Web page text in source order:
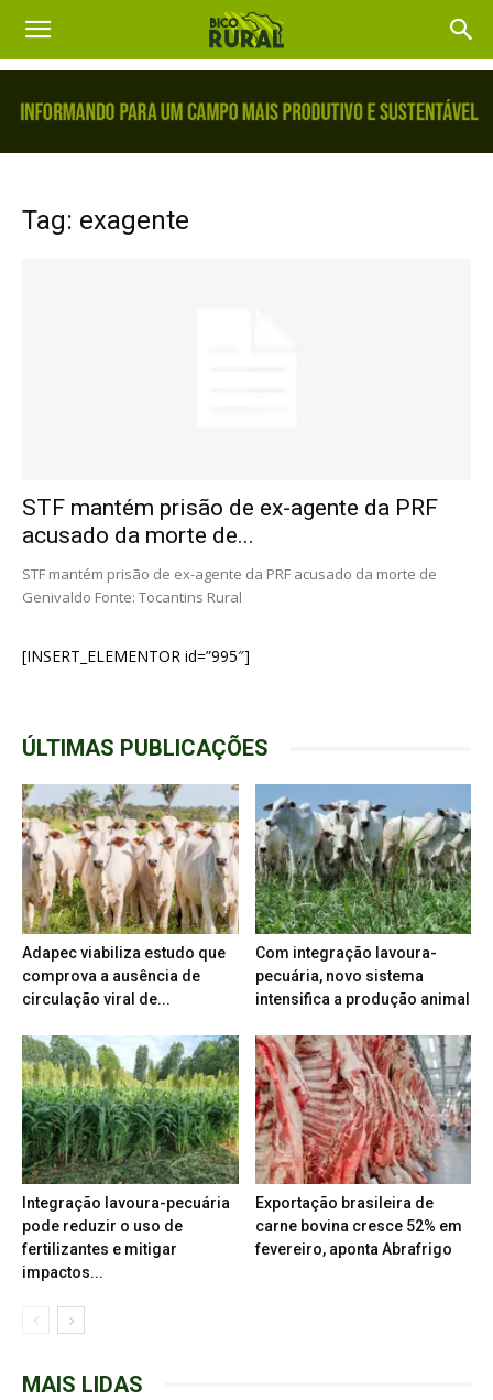
Tag: exagente
STF mantém prisão de ex-agente da PRF
acusado da morte de...
STF mantém prisão de ex-agente da PRF acusado da morte de
Genivaldo Fonte: Tocantins Rural
[INSERT_ELEMENTOR id=”995″]
ÚLTIMAS PUBLICAÇÕES
Adapec viabiliza estudo que
comprova a ausência de
circulação viral de...
Com integração lavoura-
pecuária, novo sistema
intensifica a produção animal
Integração lavoura-pecuária
pode reduzir o uso de
fertilizantes e mitigar
impactos...
Exportação brasileira de
carne bovina cresce 52% em
fevereiro, aponta Abrafrigo
MAIS LIDAS